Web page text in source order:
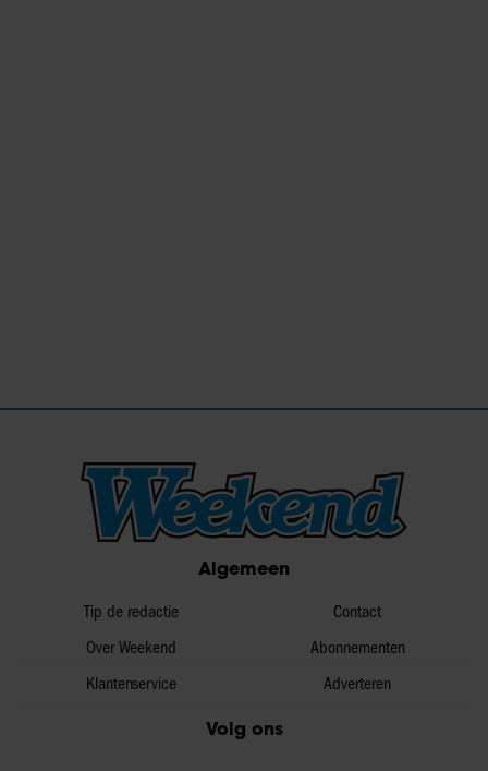
Algemeen
Tip de redactie
Over Weekend
Klantenservice
Contact
Abonnementen
Adverteren
Volg ons